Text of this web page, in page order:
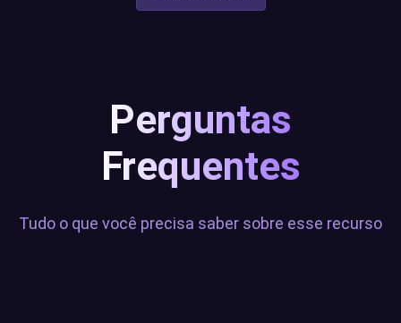
Perguntas
Frequentes
Tudo o que você precisa saber sobre esse recurso